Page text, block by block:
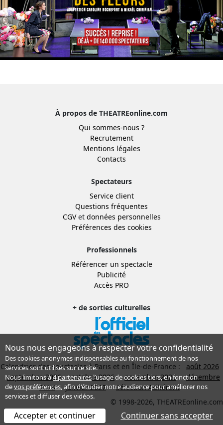
À propos de THEATREonline.com
Qui sommes-nous ?
Recrutement
Mentions légales
Contacts
Spectateurs
Service client
Questions fréquentes
CGVet données personnelles
Préférences des cookies
Professionnels
Référencer un spectacle
Publicité
Accès PRO
+ de sorties culturelles
Calendrier des spectacles à Paris et en Île-de-France :
août 2026
septembre 2026
octobre 2026 novembre 2026
décembre
2026
janvier 2027
Sélection Adhérent
© 1998-2026, THEATREonline.com
Nous nous engageons à respecter votre confidentialité
Des cookies anonymes indispensables au fonctionnement de nos
services sont utilisés sur ce site.
Nous limitons à4 partenairesl’usage de cookies tiers, en fonction
devos préférences, afin d'étudier notre audience pour améliorer nos
services et diffuser des vidéos.
Accepter et continuer Continuer sans accepter